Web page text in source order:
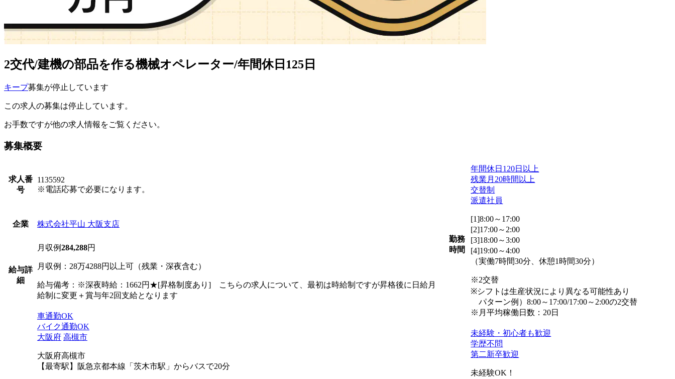
2交代/建機の部品を作る機械オペレーター/年間休日125日
キープ募集が停止しています
この求人の募集は停止しています。
お手数ですが他の求人情報をご覧ください。
募集概要
求人番
号
1135592
※電話応募で必要になります。
企業 株式会社平山 大阪支店
給与詳
細
月収例284,288円
月収例：28万4288円以上可（残業・深夜含む）
給与備考：※深夜時給：1662円★[昇格制度あり] こちらの求人について、最初は時給制ですが昇格後に日給月
給制に変更＋賞与年2回支給となります
車通勤OK
バイク通勤OK
大阪府 高槻市
大阪府高槻市
【最寄駅】阪急京都本線「茨木市駅」からバスで20分
勤務
時間
年間休日120日以上
残業月20時間以上
交替制
派遣社員
[1]8:00～17:00
[2]17:00～2:00
[3]18:00～3:00
[4]19:00～4:00
（実働7時間30分、休憩1時間30分）
※2交替
※シフトは生産状況により異なる可能性あり
パターン例）8:00～17:00/17:00～2:00の2交替
※月平均稼働日数：20日
未経験・初心者も歓迎
学歴不問
第二新卒歓迎
未経験OK！